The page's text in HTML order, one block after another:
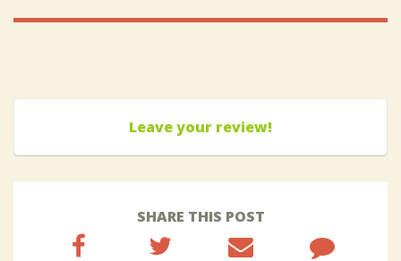
Leave your review!
SHARE THIS POST